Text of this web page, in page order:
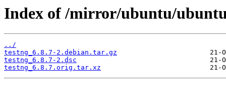
Index of /mirror/ubuntu/
../
testng_6.8.7-2.debian.tar.gz
testng_6.8.7-2.dsc
testng_6.8.7.orig.tar.xz